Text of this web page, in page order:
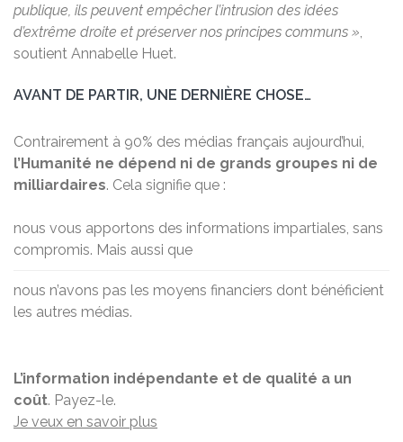
publique, ils peuvent empêcher l’intrusion des idées
d’extrême droite et préserver nos principes communs »,
soutient Annabelle Huet.
AVANT DE PARTIR, UNE DERNIÈRE CHOSE…
Contrairement à 90% des médias français aujourd’hui,
l’Humanité ne dépend ni de grands groupes ni de
milliardaires. Cela signifie que :
nous vous apportons des informations impartiales, sans
compromis. Mais aussi que
nous n’avons pas les moyens financiers dont bénéficient
les autres médias.
L’information indépendante et de qualité a un
coût. Payez-le.
Je veux en savoir plus